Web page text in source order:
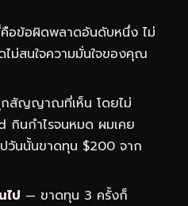
อข้อผิดพลาดอันดับหนึ่ง ไม่
ม่สนใจความมั่นใจของคุณ
กสัญญาณที่เห็น โดยไม่
นกำไรจนหมด ผมเคย
วันนั้นขาดทุน $200 จาก
ไป — ขาดทุน 3 ครั้งก็